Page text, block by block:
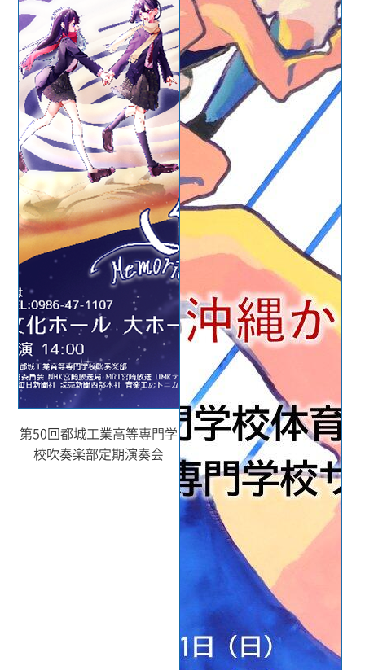
第50回都城工業高等専門学
校吹奏楽部定期演奏会